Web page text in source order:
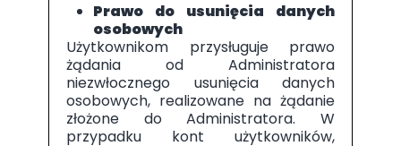
Prawo do usunięcia danych
osobowych
Użytkownikom przysługuje prawo
żądania od Administratora
niezwłocznego usunięcia danych
osobowych, realizowane na żądanie
złożone do Administratora. W
przypadku kont użytkowników,